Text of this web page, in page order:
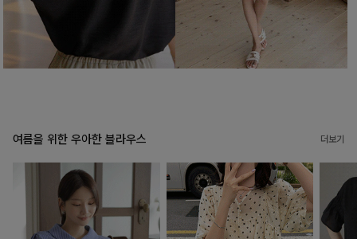
여름을 위한 우아한 블라우스 더보기